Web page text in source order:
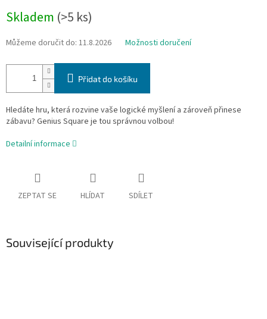
cena:
Skladem (>5 ks)
Můžeme doručit do: 11.8.2026 Možnosti doručení
Přidat do košíku
Hledáte hru, která rozvine vaše logické myšlení a zároveň přinese
zábavu? Genius Square je tou správnou volbou!
Detailní informace
ZEPTAT SE HLÍDAT SDÍLET
Související produkty